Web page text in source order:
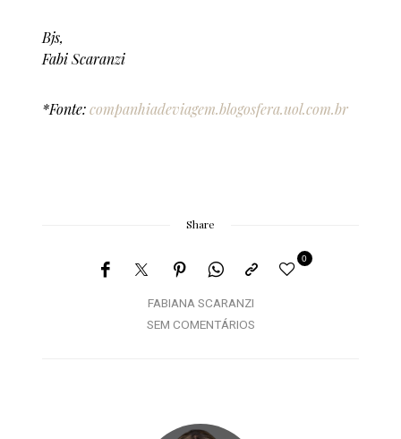
Bjs,
Fabi Scaranzi
*Fonte:companhiadeviagem.blogosfera.uol.com.br
Share
FABIANA SCARANZI
0
SEM COMENTÁRIOS